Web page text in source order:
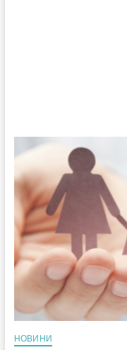
НОВИНИ